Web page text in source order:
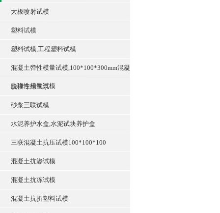
大板喷射试模
塑料试模
塑料试模,工程塑料试模
混凝土弹性模量试模,100*100*300mm混凝
土弹性模量试模
脱模专用气泵
砂浆三联试模
水泥养护水盒,水泥试块养护盒
三联混凝土抗压试模100*100*100
混凝土抗渗试模
混凝土抗冻试模
混凝土抗折塑料试模